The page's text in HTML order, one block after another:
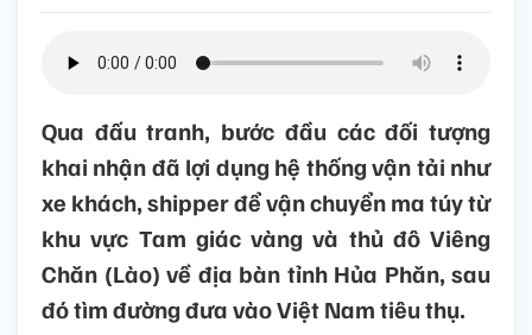
Qua đấu tranh, bước đầu các đối tượng
khai nhận đã lợi dụng hệ thống vận tải như
xe khách, shipper để vận chuyển ma túy từ
khu vực Tam giác vàng và thủ đô Viêng
Chăn (Lào) về địa bàn tỉnh Hủa Phăn, sau
đó tìm đường đưa vào Việt Nam tiêu thụ.